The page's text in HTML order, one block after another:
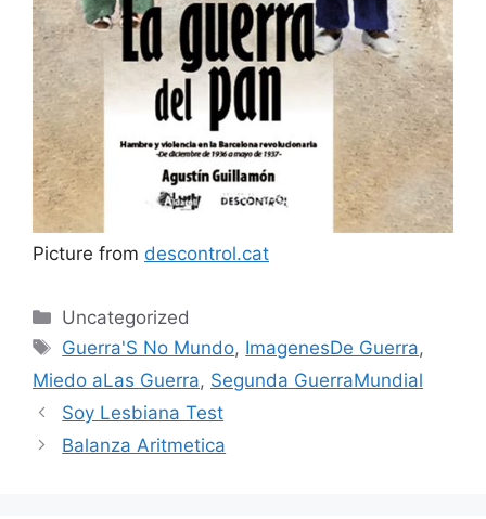
Picture from descontrol.cat
Categories
Uncategorized
Tags
Guerra'S No Mundo, ImagenesDe Guerra,
Miedo aLas Guerra, Segunda GuerraMundial
Soy Lesbiana Test
Balanza Aritmetica